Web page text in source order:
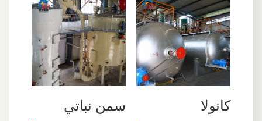
كانولا سمن نباتي